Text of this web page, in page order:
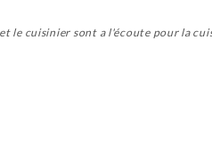
le cuisinier sont a l'écoute pour la